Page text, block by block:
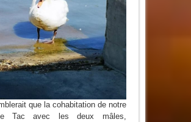
que la cohabitation de notre
Tac avec les deux mâles,